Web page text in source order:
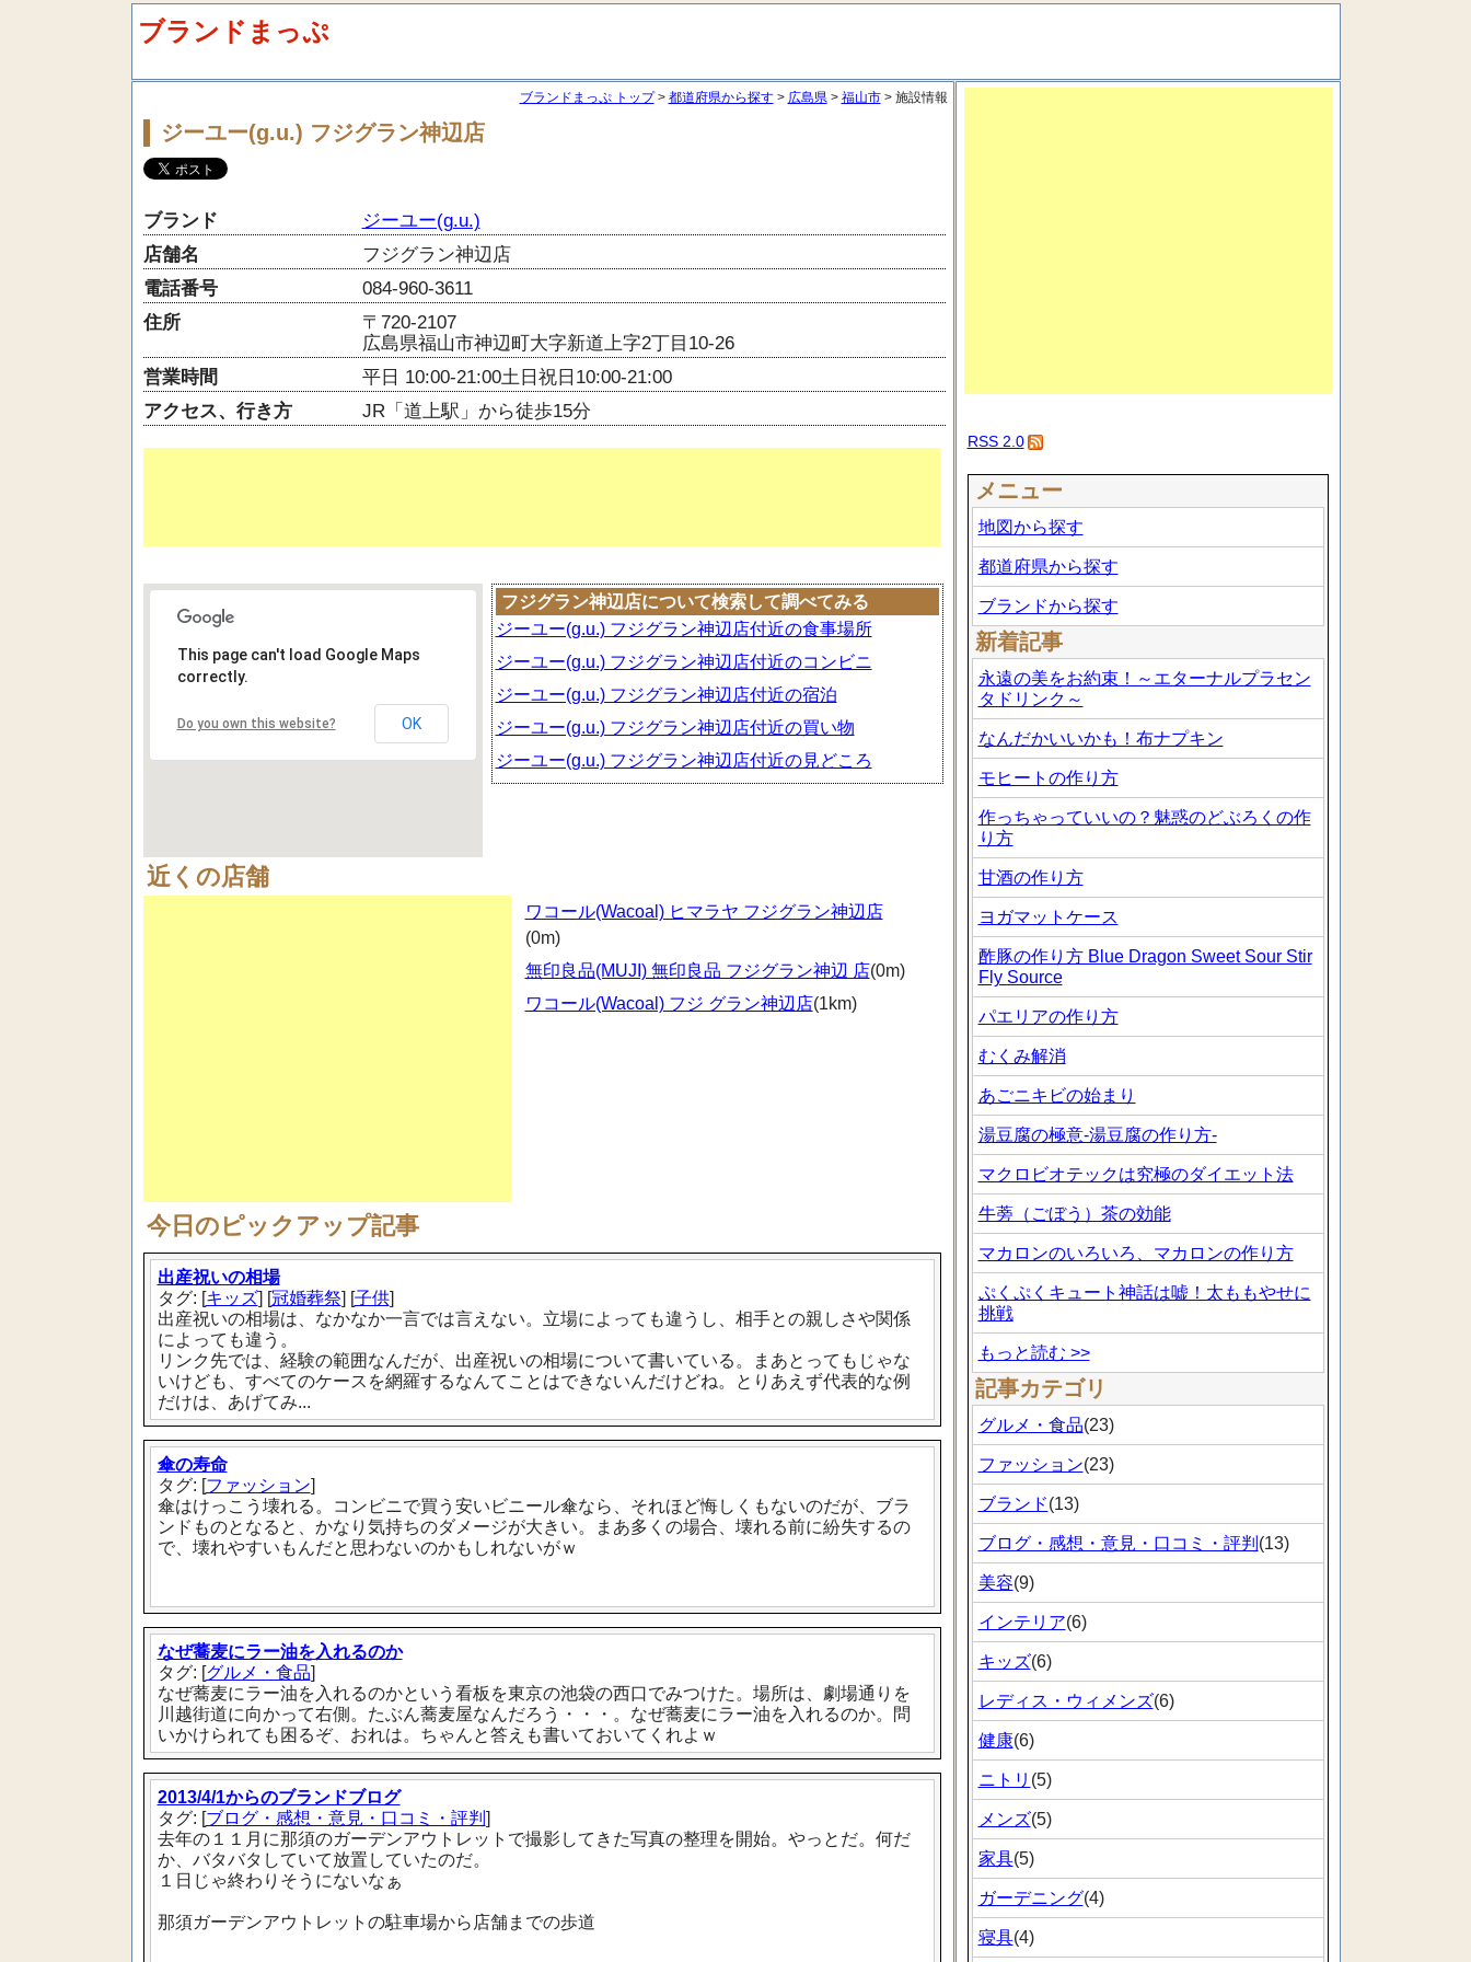
ブランドまっぷ
ブランドまっぷ トップ> 都道府県から探す> 広島県> 福山市> 施設情報
ジーユー(g.u.) フジグラン神辺店
ブランド
ジーユー(g.u.)
店舗名
フジグラン神辺店
電話番号
084-960-3611
住所
〒720-2107
広島県福山市神辺町大字新道上字2丁目10-26
営業時間
平日 10:00-21:00土日祝日10:00-21:00
アクセス、行き方
JR「道上駅」から徒歩15分
This page can't load Google Maps
correctly.
Do you own this website? OK
フジグラン神辺店について検索して調べてみる
ジーユー(g.u.) フジグラン神辺店付近の食事場所
ジーユー(g.u.) フジグラン神辺店付近のコンビニ
ジーユー(g.u.) フジグラン神辺店付近の宿泊
ジーユー(g.u.) フジグラン神辺店付近の買い物
ジーユー(g.u.) フジグラン神辺店付近の見どころ
近くの店舗
ワコール(Wacoal) ヒマラヤ フジグラン神辺店
(0m)
無印良品(MUJI) 無印良品 フジグラン神辺 店(0m)
ワコール(Wacoal) フジ グラン神辺店(1km)
今日のピックアップ記事
出産祝いの相場
タグ: [キッズ] [冠婚葬祭] [子供]
出産祝いの相場は、なかなか一言では言えない。立場によっても違うし、相手との親しさや関係
によっても違う。
リンク先では、経験の範囲なんだが、出産祝いの相場について書いている。まあとってもじゃな
いけども、すべてのケースを網羅するなんてことはできないんだけどね。とりあえず代表的な例
だけは、あげてみ...
傘の寿命
タグ: [ファッション]
傘はけっこう壊れる。コンビニで買う安いビニール傘なら、それほど悔しくもないのだが、ブラ
ンドものとなると、かなり気持ちのダメージが大きい。まあ多くの場合、壊れる前に紛失するの
で、壊れやすいもんだと思わないのかもしれないがｗ
なぜ蕎麦にラー油を入れるのか
タグ: [グルメ・食品]
なぜ蕎麦にラー油を入れるのかという看板を東京の池袋の西口でみつけた。場所は、劇場通りを
川越街道に向かって右側。たぶん蕎麦屋なんだろう・・・。なぜ蕎麦にラー油を入れるのか。問
いかけられても困るぞ、おれは。ちゃんと答えも書いておいてくれよｗ
2013/4/1からのブランドブログ
タグ: [ブログ・感想・意見・口コミ・評判 ]
去年の１１月に那須のガーデンアウトレットで撮影してきた写真の整理を開始。やっとだ。何だ
か、バタバタしていて放置していたのだ。
１日じゃ終わりそうにないなぁ
那須ガーデンアウトレットの駐車場から店舗までの歩道
RSS 2.0
メニュー
地図から探す
都道府県から探す
ブランドから探す
新着記事
永遠の美をお約束！～エターナルプラセン
タドリンク～
なんだかいいかも！布ナプキン
モヒートの作り方
作っちゃっていいの？魅惑のどぶろくの作
り方
甘酒の作り方
ヨガマットケース
酢豚の作り方 Blue Dragon Sweet Sour Stir
Fly Source
パエリアの作り方
むくみ解消
あごニキビの始まり
湯豆腐の極意-湯豆腐の作り方-
マクロビオテックは究極のダイエット法
牛蒡（ごぼう）茶の効能
マカロンのいろいろ、マカロンの作り方
ぷくぷくキュート神話は嘘！太ももやせに
挑戦
もっと読む >>
記事カテゴリ
グルメ・食品(23)
ファッション(23)
ブランド(13)
ブログ・感想・意見・口コミ・評判 (13)
美容(9)
インテリア(6)
キッズ(6)
レディス・ウィメンズ(6)
健康(6)
ニトリ (5)
メンズ(5)
家具(5)
ガーデニング(4)
寝具(4)